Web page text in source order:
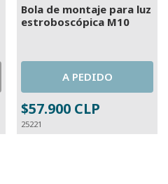
Bola de montaje para luz
estroboscópica M10
A PEDIDO
$57.900 CLP
25221